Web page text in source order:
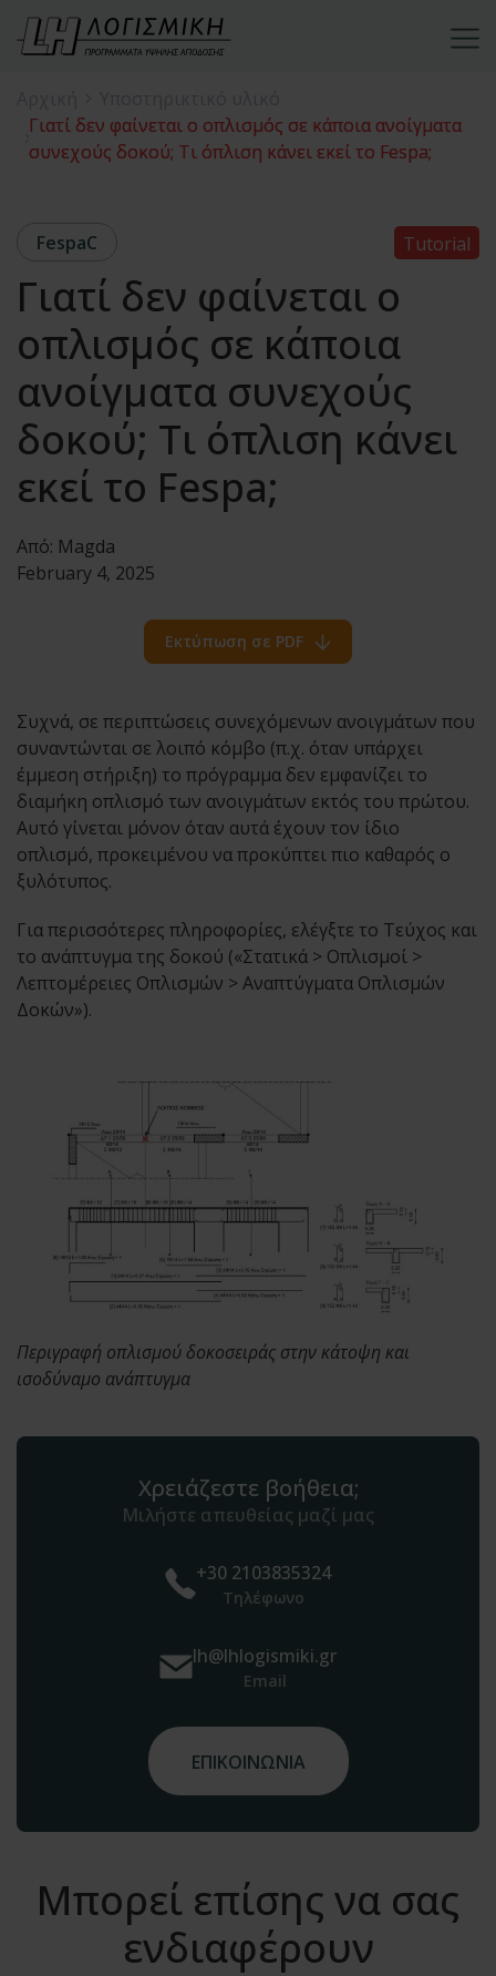
Γιατί δεν φαίνεται ο οπλισμός σε κάποια ανοίγματα
συνεχούς δοκού; Τι όπλιση κάνει εκεί το Fespa;
FespaC Tutorial
Γιατί δεν φαίνεται ο
οπλισμός σε κάποια
ανοίγματα συνεχούς
δοκού; Τι όπλιση κάνει
εκεί το Fespa;
Από: Magda
February 4, 2025
Εκτύπωση σε PDF
Συχνά, σε περιπτώσεις συνεχόμενων ανοιγμάτων που
συναντώνται σε λοιπό κόμβο (π.χ. όταν υπάρχει
έμμεση στήριξη) το πρόγραμμα δεν εμφανίζει το
διαμήκη οπλισμό των ανοιγμάτων εκτός του πρώτου.
Αυτό γίνεται μόνον όταν αυτά έχουν τον ίδιο
οπλισμό, προκειμένου να προκύπτει πιο καθαρός ο
ξυλότυπος.
Για περισσότερες πληροφορίες, ελέγξτε το Τεύχος και
το ανάπτυγμα της δοκού («Στατικά > Οπλισμοί >
Λεπτομέρειες Οπλισμών > Αναπτύγματα Οπλισμών
Δοκών»).
Περιγραφή οπλισμού δοκοσειράς στην κάτοψη και
ισοδύναμο ανάπτυγμα
Χρειάζεστε βοήθεια;
Μιλήστε απευθείας μαζί μας
+30 2103835324
Τηλέφωνο
lh@lhlogismiki.gr
Email
ΕΠΙΚΟΙΝΩΝΙΑ
Μπορεί επίσης να σας
ενδιαφέρουν